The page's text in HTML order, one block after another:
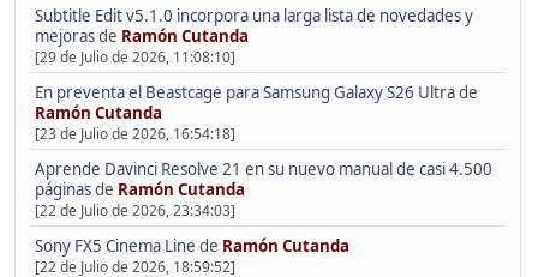
Subtitle Edit v5.1.0 incorpora una larga lista de novedades y
mejorasde Ramón Cutanda
[29 de Julio de 2026, 11:08:10]
En preventa el Beastcage para Samsung Galaxy S26 Ultrade
Ramón Cutanda
[23 de Julio de 2026, 16:54:18]
Aprende Davinci Resolve 21 en su nuevo manual de casi 4.500
páginasde Ramón Cutanda
[22 de Julio de 2026, 23:34:03]
Sony FX5 Cinema Line de Ramón Cutanda
[22 de Julio de 2026, 18:59:52]